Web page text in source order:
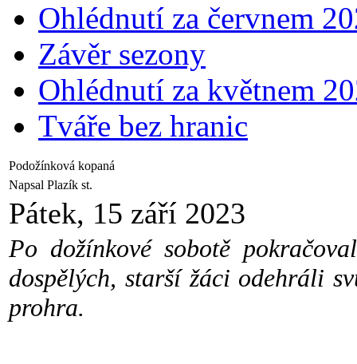
Ohlédnutí za červnem
Závěr sezony
Ohlédnutí za květnem
Tváře bez hranic
Podožínková kopaná
Napsal Plazík st.
Pátek, 15 září 2023
Po dožínkové sobotě
dospělých, starší žáci odehráli
prohra.